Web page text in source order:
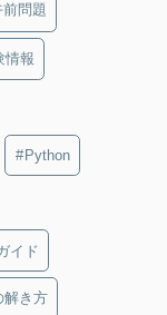
前問題
情報
Python
イド
解き方